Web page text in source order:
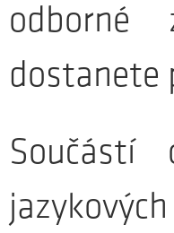
odborné
dostanete
Součástí